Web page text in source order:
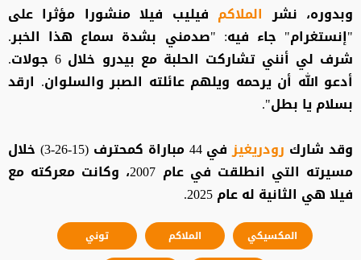
وبدوره، نشرالملاكم فيليب فيلا منشورا مؤثرا على
"إنستغرام" جاء فيه: "صدمني بشدة سماع هذا الخبر.
شرف لي أنني تشاركت الحلبة مع بيدرو خلال 6 جولات.
أدعو الله أن يرحمه ويلهم عائلته الصبر والسلوان. ارقد
بسلام يا بطل".
وقد شارك رودريغيز
في 44 مباراة كمحترف (15-26-3) خلال
مسيرته التي انطلقت في عام 2007، وكانت معركته مع
فيلا هي الثانية له عام 2025.
المكسيكي الملاكم
توني